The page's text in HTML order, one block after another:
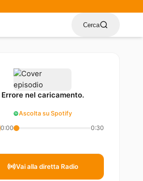
Cerca
Errore nel caricamento.
Ascolta su Spotify
0:00
0:30
Vai alla diretta Radio